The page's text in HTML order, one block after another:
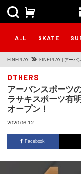
ALL SKATE
FINEPLAY FINEPLAY | アーバ
OTHERS
アーバンスポーツ
ラサキスポーツ有
オープン！
2020.06.12
Facebook